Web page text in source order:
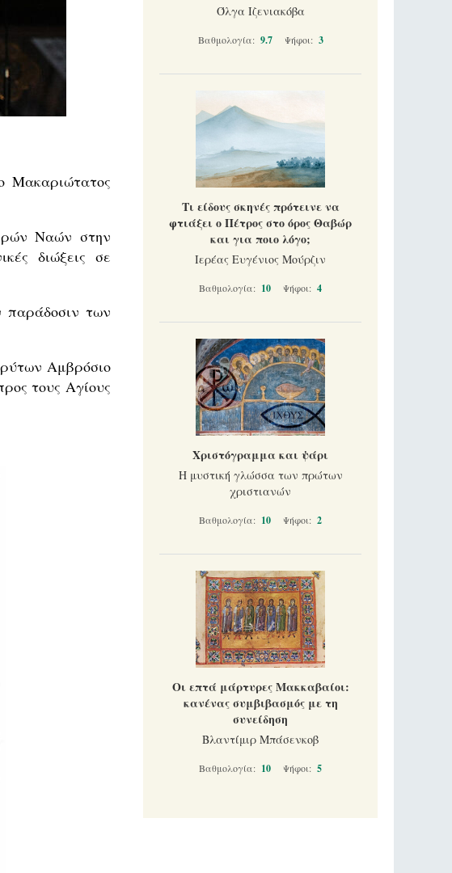
Μακαριώτατος
Ναών στην
διώξεις σε
παράδοσιν των
Αμβρόσιο
τους Αγίους
Όλγα Ιζενιακόβα
Βαθμολογία: 9.7 Ψήφοι: 3
Τι είδους σκηνές πρότεινε να
φτιάξει ο Πέτρος στο όρος Θαβώρ
και για ποιο λόγο;
Ιερέας Ευγένιος Μούρζιν
Βαθμολογία: 10 Ψήφοι: 4
Χριστόγραμμα και ψάρι
Η μυστική γλώσσα των πρώτων
χριστιανών
Βαθμολογία: 10 Ψήφοι: 2
Οι επτά μάρτυρες Μακκαβαίοι:
κανένας συμβιβασμός με τη
συνείδηση
Βλαντίμιρ Μπάσενκοβ
Βαθμολογία: 10 Ψήφοι: 5